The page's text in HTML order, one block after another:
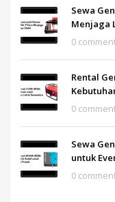
Sewa
Menjaga
0
Rental
0
Sewa
untuk
0